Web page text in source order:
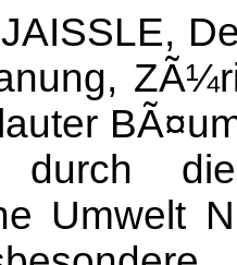
durch
Umwelt